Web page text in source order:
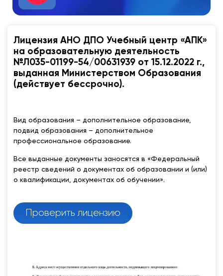
Лицензия АНО ДПО Учебный центр «АПК»
на образовательную деятельность
№Л035-01199-54/00631939 от 15.12.2022 г.,
выданная Министерством Образования
(действует бессрочно).
Вид образования – дополнительное образование,
подвид образования – дополнительное
профессиональное образование.
Все выданные документы заносятся в «Федеральный
реестр сведений о документах об образовании и (или)
о квалификации, документах об обучении».
Проверить лицензию